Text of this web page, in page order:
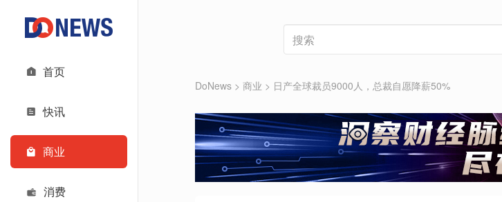
首页
快讯
商业
消费
DoNews > 商业 > 日产全球裁员9000人，总裁自愿降薪50%